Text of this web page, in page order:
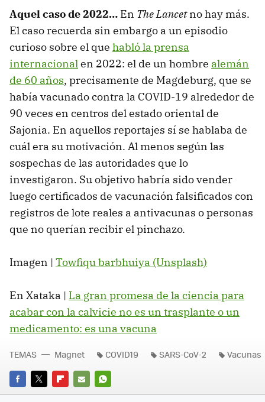
Aquel caso de 2022… En The Lancetno hay más.
El caso recuerda sin embargo a un episodio
curioso sobre el que habló la prensa
internacionalen 2022: el de un hombre alemán
de 60 años, precisamente de Magdeburg, que se
había vacunado contra la COVID-19 alrededor de
90 veces en centros del estado oriental de
Sajonia. En aquellos reportajes sí se hablaba de
cuál era su motivación. Al menos según las
sospechas de las autoridades que lo
investigaron. Su objetivo habría sido vender
luego certificados de vacunación falsificados con
registros de lote reales a antivacunas o personas
que no querían recibir el pinchazo.
Imagen | Towfiqu barbhuiya (Unsplash)
En Xataka | La gran promesa de la ciencia para
acabar con la calvicie no es un trasplante o un
medicamento: es una vacuna
FACEBOOK
TWITTERFLIPBOARD
E-
WHATSAPP
TEMAS Magnet COVID19 SARS-CoV-2 Vacunas